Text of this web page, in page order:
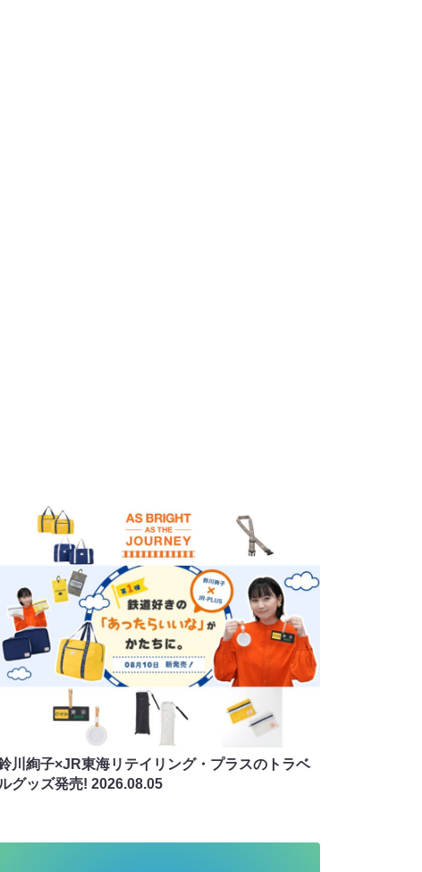
川絢子×JR東海リテイリング・プラスのトラベ
グッズ発売! 2026.08.05